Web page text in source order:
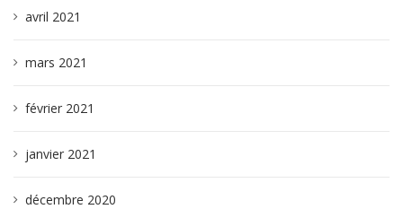
avril 2021
mars 2021
février 2021
janvier 2021
décembre 2020